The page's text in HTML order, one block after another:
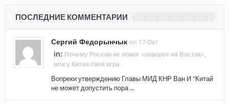
ПОСЛЕДНИЕ КОММЕНТАРИИ
Сергий Федорынчык on 17 Окт
in: Почему России не помог «поворот на Восток»,
или у Китая своя игра
Вопреки утверждению Главы МИД КНР Ван И "Китай
не может допустить пора ...